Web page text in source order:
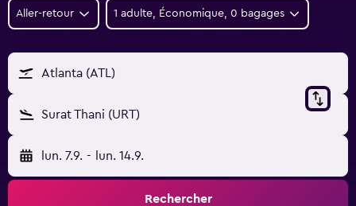
Aller-retour 1 adulte, Économique, 0 bagages
Atlanta (ATL)
Surat Thani (URT)
lun. 7.9. - lun. 14.9.
Rechercher